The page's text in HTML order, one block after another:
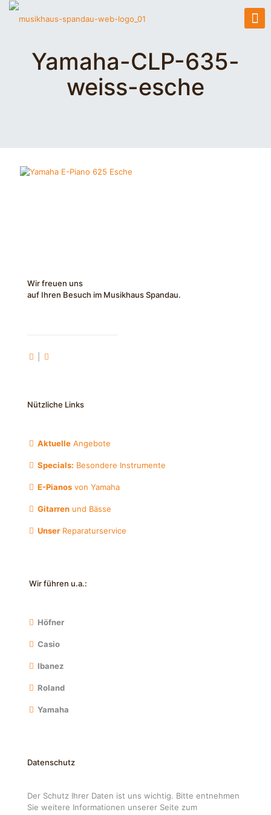
Yamaha-CLP-635-
weiss-esche
Wir freuen uns
auf Ihren Besuch im Musikhaus Spandau.
Nützliche Links
Aktuelle Angebote
Specials: Besondere Instrumente
E-Pianos von Yamaha
Gitarren und Bässe
Unser Reparaturservice
Wir führen u.a.:
Höfner
Casio
Ibanez
Roland
Yamaha
Datenschutz
Der Schutz Ihrer Daten ist uns wichtig. Bitte entnehmen
Sie weitere Informationen unserer Seite zum